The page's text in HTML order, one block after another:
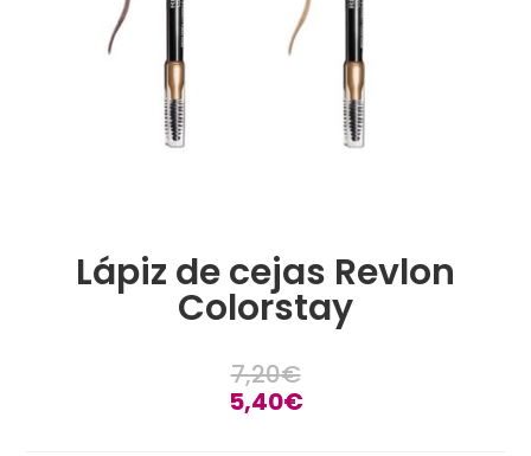
Lápiz de cejas Revlon
Colorstay
7,20€
5,40€